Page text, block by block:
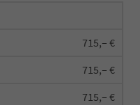
715,– €
715,– €
715,– €